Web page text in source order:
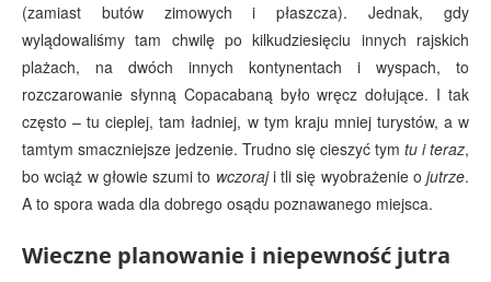
(zamiast butów zimowych i płaszcza). Jednak, gdy
wylądowaliśmy tam chwilę po kilkudziesięciu innych rajskich
plażach, na dwóch innych kontynentach i wyspach, to
rozczarowanie słynną Copacabaną było wręcz dołujące. I tak
często – tu cieplej, tam ładniej, w tym kraju mniej turystów, a w
tamtym smaczniejsze jedzenie. Trudno się cieszyć tym tu i teraz,
bo wciąż w głowie szumi to wczoraji tli się wyobrażenie o jutrze.
A to spora wada dla dobrego osądu poznawanego miejsca.
Wieczne planowanie i niepewność jutra